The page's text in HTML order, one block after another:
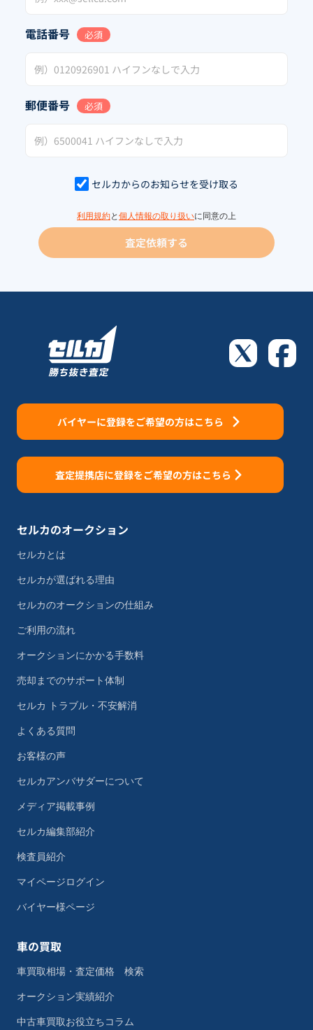
電話番号 必須
郵便番号 必須
セルカからのお知らせを受け取る
利用規約と 個人情報の取り扱いに同意の上
査定依頼する
バイヤーに登録をご希望の方はこちら
査定提携店に登録をご希望の方はこちら
セルカのオークション
セルカとは
セルカが選ばれる理由
セルカのオークションの仕組み
ご利用の流れ
オークションにかかる手数料
売却までのサポート体制
セルカ トラブル・不安解消
よくある質問
お客様の声
セルカアンバサダーについて
メディア掲載事例
セルカ編集部紹介
検査員紹介
マイページログイン
バイヤー様ページ
車の買取
車買取相場・査定価格 検索
オークション実績紹介
中古車買取お役立ちコラム